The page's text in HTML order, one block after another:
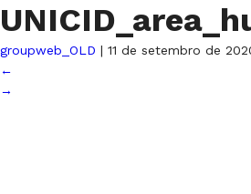
groupweb_OLD | 11 de setembro de
←
→